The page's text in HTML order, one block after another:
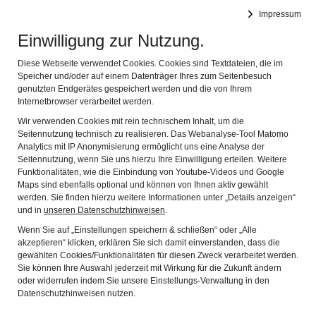
Impressum
Einwilligung zur Nutzung.
Diese Webseite verwendet Cookies. Cookies sind Textdateien, die im
Speicher und/oder auf einem Datenträger Ihres zum Seitenbesuch
genutzten Endgerätes gespeichert werden und die von Ihrem
Internetbrowser verarbeitet werden.
Wir verwenden Cookies mit rein technischem Inhalt, um die
Seitennutzung technisch zu realisieren. Das Webanalyse-Tool Matomo
Analytics mit IP Anonymisierung ermöglicht uns eine Analyse der
Seitennutzung, wenn Sie uns hierzu Ihre Einwilligung erteilen. Weitere
Funktionalitäten, wie die Einbindung von Youtube-Videos und Google
Maps sind ebenfalls optional und können von Ihnen aktiv gewählt
werden. Sie finden hierzu weitere Informationen unter „Details anzeigen“
und in unseren Datenschutzhinweisen.
Wenn Sie auf „Einstellungen speichern & schließen“ oder „Alle
akzeptieren“ klicken, erklären Sie sich damit einverstanden, dass die
gewählten Cookies/Funktionalitäten für diesen Zweck verarbeitet werden.
Sie können Ihre Auswahl jederzeit mit Wirkung für die Zukunft ändern
oder widerrufen indem Sie unsere Einstellungs-Verwaltung in den
Datenschutzhinweisen nutzen.
Museumsräume
Das Museum
Was wir wollen:
Kultur und Brauchtum in Unterföhring erhalten
Unsere Sammlung in wechselnden Ausstellungen präsentieren
Als „ Museum zum Anfassen “ für Kinder attraktiv sein